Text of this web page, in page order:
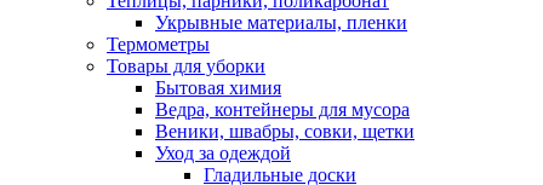
Укрывные материалы, пленки
Термометры
Товары для уборки
Бытовая химия
Ведра, контейнеры для мусора
Веники, швабры, совки, щетки
Уход за одеждой
Гладильные доски